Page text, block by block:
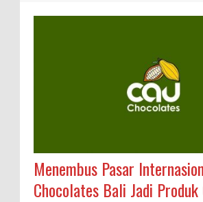
Menembus Pasar
Chocolates Bali Jadi Produk